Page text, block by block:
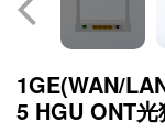
1GE(WAN/
5 HGU ONT光